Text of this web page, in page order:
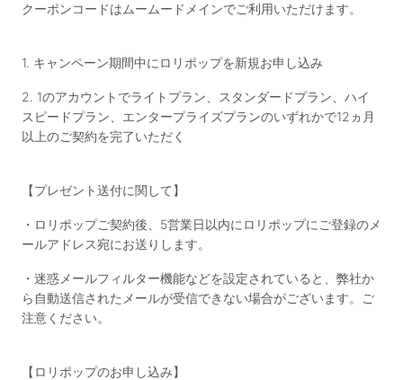
クーポンコードはムームードメインでご利用いただけます。
1. キャンペーン期間中にロリポップを新規お申し込み
2. 1のアカウントでライトプラン、スタンダードプラン、ハイ
スピードプラン、エンタープライズプランのいずれかで12ヵ月
以上のご契約を完了いただく
【プレゼント送付に関して】
・ロリポップご契約後、5営業日以内にロリポップにご登録のメ
ールアドレス宛にお送りします。
・迷惑メールフィルター機能などを設定されていると、弊社か
ら自動送信されたメールが受信できない場合がございます。ご
注意ください。
【ロリポップのお申し込み】